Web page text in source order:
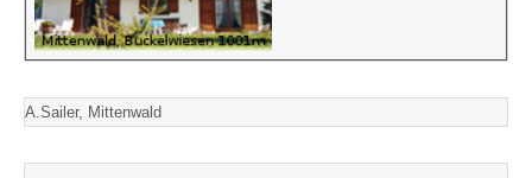
A.Sailer, Mittenwald